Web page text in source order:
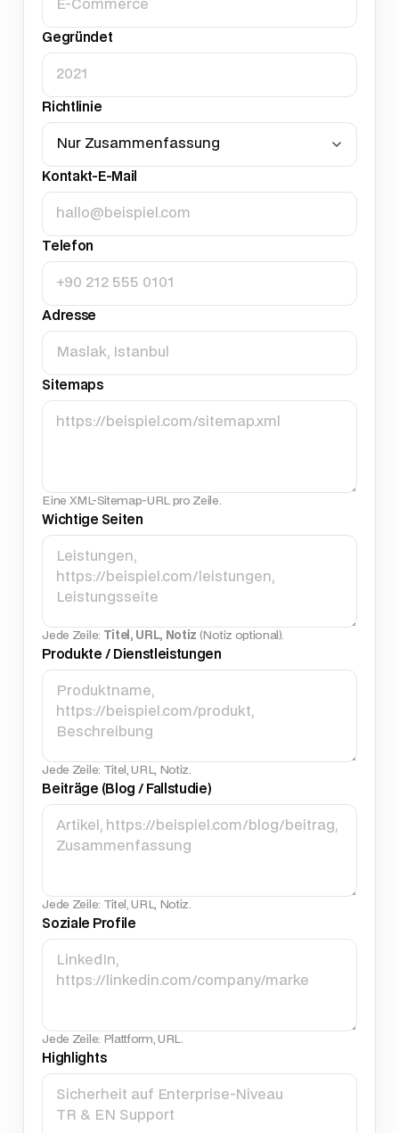
Gegründet
Richtlinie
Kontakt-E-Mail
Telefon
Adresse
Sitemaps
Eine XML-Sitemap-URL pro Zeile.
Wichtige Seiten
Jede Zeile: Titel, URL, Notiz (Notiz optional).
Produkte / Dienstleistungen
Jede Zeile: Titel, URL, Notiz.
Beiträge (Blog / Fallstudie)
Jede Zeile: Titel, URL, Notiz.
Soziale Profile
Jede Zeile: Plattform, URL.
Highlights